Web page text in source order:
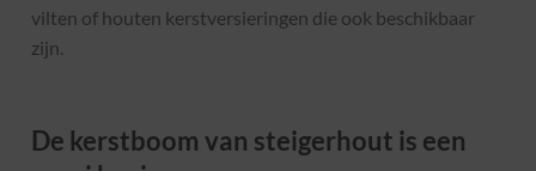
vilten of houten kerstversieringen die ook beschikbaar
zijn.
De kerstboom van steigerhout is een